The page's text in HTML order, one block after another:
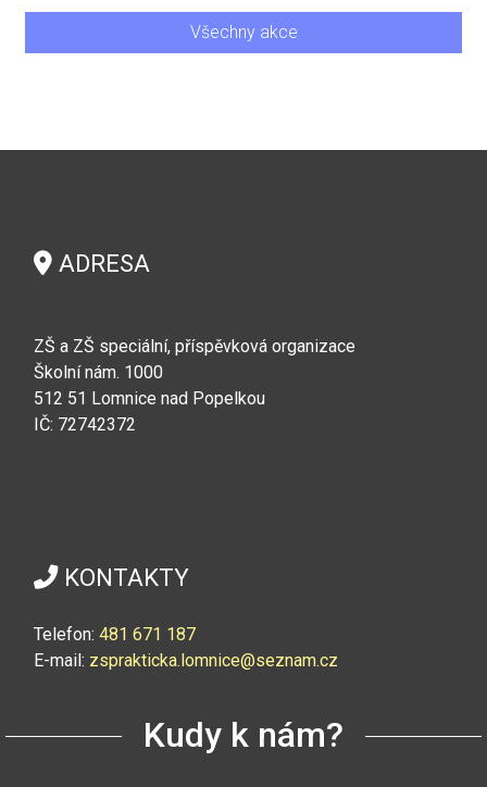
Všechny akce
ADRESA
ZŠ a ZŠ speciální, příspěvková organizace
Školní nám. 1000
512 51 Lomnice nad Popelkou
IČ: 72742372
KONTAKTY
Telefon: 481 671 187
E-mail: zsprakticka.lomnice@seznam.cz
Kudy k nám?